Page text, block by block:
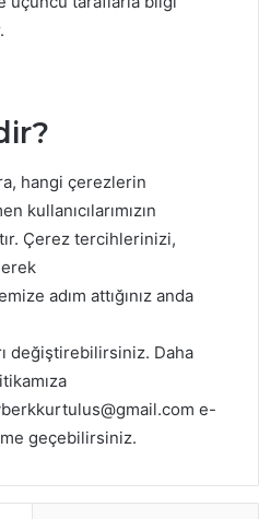
hangi çerezlerin
kullanıcılarımızın
Çerez tercihlerinizi,
adım attığınız anda
değiştirebilirsiniz. Daha
e-
geçebilirsiniz.